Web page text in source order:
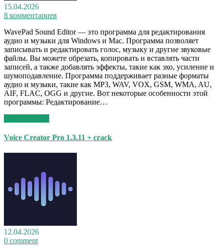
15.04.2026
8 комментариев
WavePad Sound Editor — это программа для редактирования
аудио и музыки для Windows и Mac. Программа позволяет
записывать и редактировать голос, музыку и другие звуковые
файлы. Вы можете обрезать, копировать и вставлять части
записей, а также добавлять эффекты, такие как эхо, усиление и
шумоподавление. Программа поддерживает разные форматы
аудио и музыки, такие как MP3, WAV, VOX, GSM, WMA, AU,
AIF, FLAC, OGG и другие. Вот некоторые особенности этой
программы: Редактирование…
Voice Creator Pro 1.3.11 + crack
12.04.2026
0 comment